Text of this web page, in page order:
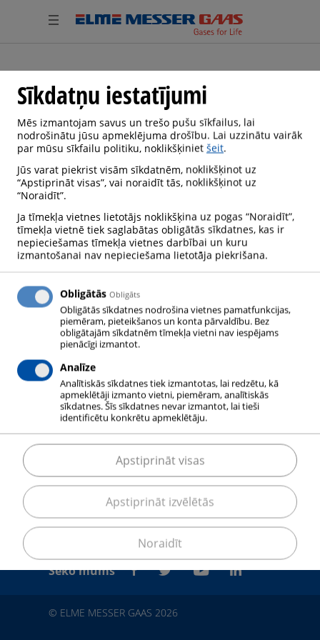
Registration has been disabled.
Seko mums
© ELME MESSER GAAS 2026
Sīkdatņu iestatījumi
Mēs izmantojam savus un trešo pušu sīkfailus, lai
nodrošinātu jūsu apmeklējuma drošību. Lai uzzinātu vairāk
par mūsu sīkfailu politiku, noklikšķiniet šeit.
Jūs varat piekrist visām sīkdatnēm, noklikšķinot uz
“Apstiprināt visas”, vai noraidīt tās, noklikšķinot uz
“Noraidīt”.
Ja tīmekļa vietnes lietotājs noklikšķina uz pogas “Noraidīt”,
tīmekļa vietnē tiek saglabātas obligātās sīkdatnes, kas ir
nepieciešamas tīmekļa vietnes darbībai un kuru
izmantošanai nav nepieciešama lietotāja piekrišana.
Obligātās Obligāts
Obligātās sīkdatnes nodrošina vietnes pamatfunkcijas,
piemēram, pieteikšanos un konta pārvaldību. Bez
obligātajām sīkdatnēm tīmekļa vietni nav iespējams
pienācīgi izmantot.
Analīze
Analītiskās sīkdatnes tiek izmantotas, lai redzētu, kā
apmeklētāji izmanto vietni, piemēram, analītiskās
sīkdatnes. Šīs sīkdatnes nevar izmantot, lai tieši
identificētu konkrētu apmeklētāju.
Noraidīt
Apstiprināt izvēlētās
Apstiprināt visas